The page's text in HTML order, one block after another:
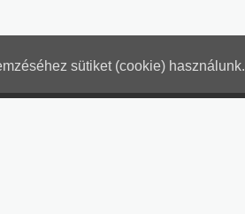
sütiket (cookie) használunk.